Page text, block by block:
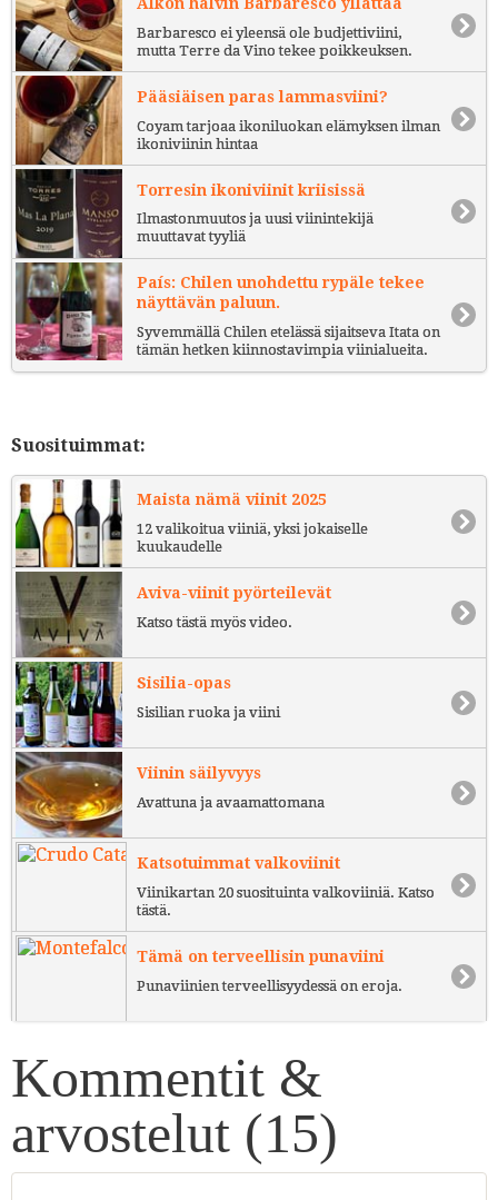
Barbaresco ei yleensä ole budjettiviini,
mutta Terre da Vino tekee poikkeuksen.
Pääsiäisen paras lammasviini?
Coyam tarjoaa ikoniluokan elämyksen ilman
ikoniviinin hintaa
Torresin ikoniviinit kriisissä
Ilmastonmuutos ja uusi viinintekijä
muuttavat tyyliä
País: Chilen unohdettu rypäle tekee
näyttävän paluun.
Syvemmällä Chilen etelässä sijaitseva Itata on
tämän hetken kiinnostavimpia viinialueita.
Suosituimmat:
Maista nämä viinit 2025
12 valikoitua viiniä, yksi jokaiselle
kuukaudelle
Aviva-viinit pyörteilevät
Katso tästä myös video.
Sisilia-opas
Sisilian ruoka ja viini
Viinin säilyvyys
Avattuna ja avaamattomana
Katsotuimmat valkoviinit
Viinikartan 20 suosituinta valkoviiniä. Katso
tästä.
Tämä on terveellisin punaviini
Punaviinien terveellisyydessä on eroja.
Kommentit &
arvostelut (15)